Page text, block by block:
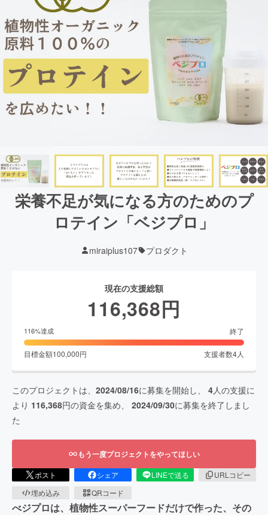
栄養不足が気になる方のためのプ
ロテイン「ベジプロ」
miraiplus107 プロダクト
現在の支援総額
116,368円
116%達成 終了
目標金額100,000円 支援者数4人
このプロジェクトは、 2024/08/16に募集を開始し、 4人の支援に
より 116,368円の資金を集め、 2024/09/30に募集を終了しまし
た
もう一度プロジェクトをやってほしい
ポスト シェア LINEで送る
URLコピー
埋め込み
QRコード
べジプロは、植物性スーパーフードだけで作った、その